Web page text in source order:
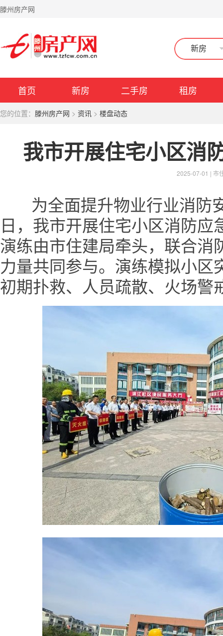
滕州房产网
新房
首页 新房 二手房 租房
您的位置： 滕州房产网 > 资讯 > 楼盘动态
我市开展住宅小区消
2025-07-01 | 市
为全面提升物业行业消防
日，我市开展住宅小区消防
演练由市住建局牵头，联合消
力量共同参与。演练模拟小
初期扑救、人员疏散、火场警